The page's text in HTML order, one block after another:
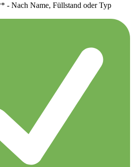
- Nach Name, Füllstand oder Typ